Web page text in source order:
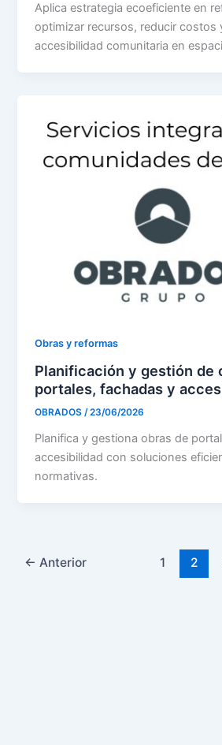
Aplica estrategia ecoeficiente en
optimizar recursos, reducir costos
accesibilidad comunitaria en
Obras y reformas
Planificación y gestión de
portales, fachadas y
OBRADOS/23/06/2026
Planifica y gestiona obras de
accesibilidad con soluciones
normativas.
← Anterior 1 2